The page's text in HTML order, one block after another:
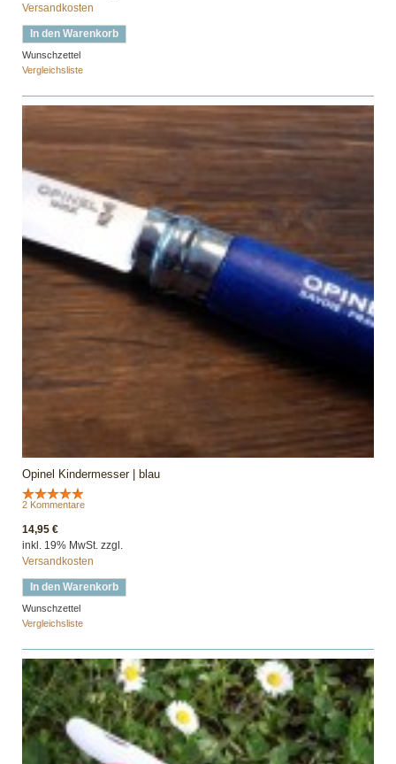
Versandkosten
In den Warenkorb
Wunschzettel
Vergleichsliste
Opinel Kindermesser | blau
2 Kommentare
14,95 €
inkl. 19% MwSt. zzgl.
Versandkosten
In den Warenkorb
Wunschzettel
Vergleichsliste